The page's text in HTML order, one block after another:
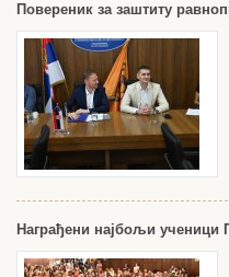
Повереник за заштиту
Награђени најбољи ученици